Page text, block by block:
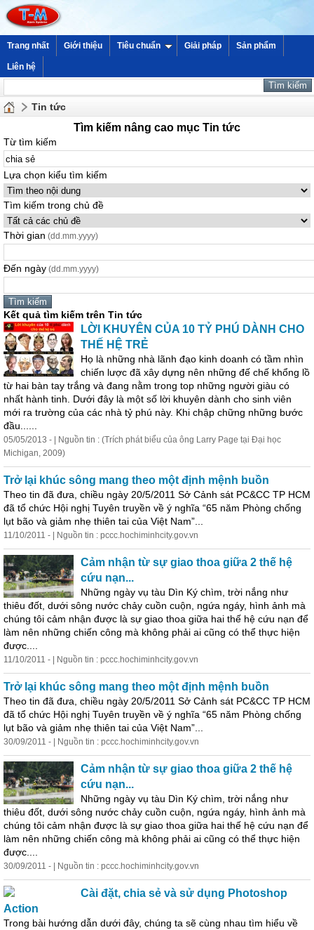
Trang nhất Giới thiệu Tiêu chuẩn Giải pháp Sản phẩm
Liên hệ
Tin tức
Tìm kiếm nâng cao mục Tin tức
Từ tìm kiếm
Lựa chọn kiểu tìm kiếm
Tìm kiếm trong chủ đề
Thời gian (dd.mm.yyyy)
Đến ngày (dd.mm.yyyy)
Kết quả tìm kiếm trên Tin tức
LỜI KHUYÊN CỦA 10 TỶ PHÚ DÀNH CHO
THẾ HỆ TRẺ
Họ là những nhà lãnh đạo kinh doanh có tầm nhìn
chiến lược đã xây dựng nên những đế chế khổng lồ
từ hai bàn tay trắng và đang nằm trong top những người giàu có
nhất hành tinh. Dưới đây là một số lời khuyên dành cho sinh viên
mới ra trường của các nhà tỷ phú này. Khi chập chững những bước
đầu......
05/05/2013 - | Nguồn tin : (Trích phát biểu của ông Larry Page tại Đại học
Michigan, 2009)
Trở lại khúc sông mang theo một định mệnh buồn
Theo tin đã đưa, chiều ngày 20/5/2011 Sở Cảnh sát PC&CC TP HCM
đã tổ chức Hội nghị Tuyên truyền về ý nghĩa “65 năm Phòng chống
lụt bão và giảm nhẹ thiên tai của Việt Nam”...
11/10/2011 - | Nguồn tin : pccc.hochiminhcity.gov.vn
Cảm nhận từ sự giao thoa giữa 2 thế hệ
cứu nạn...
Những ngày vụ tàu Dìn Ký chìm, trời nắng như
thiêu đốt, dưới sông nước chảy cuồn cuộn, ngứa ngáy, hình ảnh mà
chúng tôi cảm nhận được là sự giao thoa giữa hai thế hệ cứu nạn để
làm nên những chiến công mà không phải ai cũng có thể thực hiện
được....
11/10/2011 - | Nguồn tin : pccc.hochiminhcity.gov.vn
Trở lại khúc sông mang theo một định mệnh buồn
Theo tin đã đưa, chiều ngày 20/5/2011 Sở Cảnh sát PC&CC TP HCM
đã tổ chức Hội nghị Tuyên truyền về ý nghĩa “65 năm Phòng chống
lụt bão và giảm nhẹ thiên tai của Việt Nam”...
30/09/2011 - | Nguồn tin : pccc.hochiminhcity.gov.vn
Cảm nhận từ sự giao thoa giữa 2 thế hệ
cứu nạn...
Những ngày vụ tàu Dìn Ký chìm, trời nắng như
thiêu đốt, dưới sông nước chảy cuồn cuộn, ngứa ngáy, hình ảnh mà
chúng tôi cảm nhận được là sự giao thoa giữa hai thế hệ cứu nạn để
làm nên những chiến công mà không phải ai cũng có thể thực hiện
được....
30/09/2011 - | Nguồn tin : pccc.hochiminhcity.gov.vn
Cài đặt, chia sẻ và sử dụng Photoshop
Action
Trong bài hướng dẫn dưới đây, chúng ta sẽ cùng nhau tìm hiểu về